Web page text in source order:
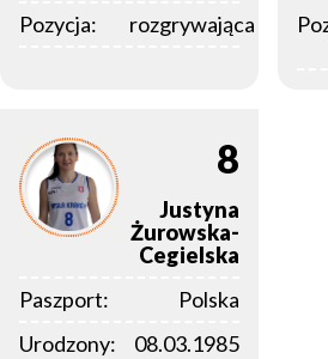
Pozycja:
rozgrywająca
8
Justyna
Żurowska-
Cegielska
Paszport:
Polska
Urodzony:
08.03.1985